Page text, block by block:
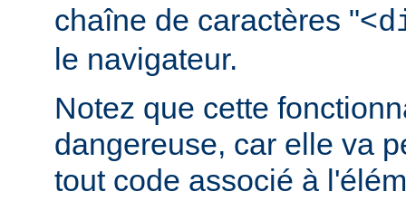
chaîne de caractères "<
le navigateur.
Notez que cette
dangereuse, car elle va
tout code associé à